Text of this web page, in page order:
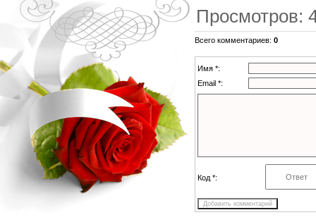
Просмотров:
Всего комментариев: 0
Имя *:
Email *:
Код *: